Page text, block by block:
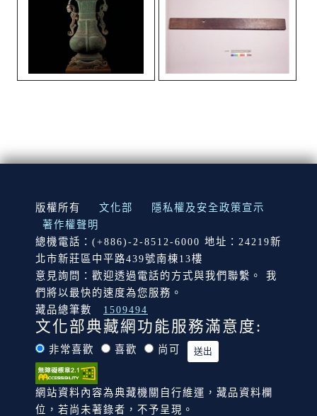
:::
版權所有 文化部
隱私權及安全政策宣示
著作權聲明
總機電話：(+886)-2-8512-6000 地址：24219新
北市新莊區中平路439號南棟13樓
意見詢問：歡迎透過電話的方式與我們聯繫。 我
們將以最快的速度為您服務。
藏品總筆數
1509494
文化部典藏網功能服務滿意度:
非常喜歡 喜歡 尚可
網站資料內容為典藏機關自行維運，藏品資料欄
位，若尚未著錄者，不予呈現。